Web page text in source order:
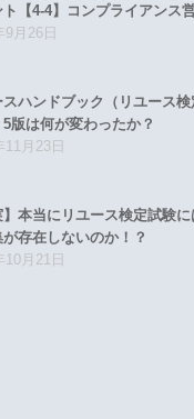
ト【4-4】コンプライアンス
9月26日
スハンドブック（リユース
版は何が変わったか？
11月23日
】本当にリユース検定試験
が存在しないのか！？
10月21日